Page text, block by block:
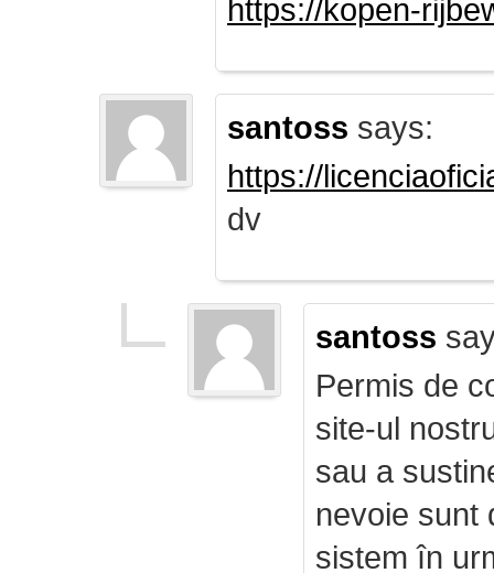
https://kopen-
santoss says:
https://
dv
santoss
Permis de
site-ul
sau a
nevoie sunt
sistem în